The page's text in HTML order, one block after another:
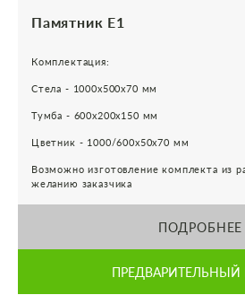
Памятник Е1
Комплектация:
Стела - 1000х500х70 мм
Тумба - 600х200х150 мм
Цветник - 1000/600х50х70 мм
Возможно изготовление комплекта из
желанию заказчика
ПОДРОБНЕЕ
ПРЕДВАРИТЕЛЬНЫЙ